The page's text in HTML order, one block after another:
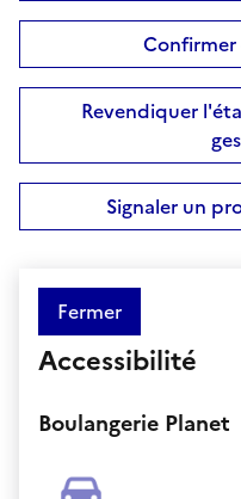
Revendiquer
Signaler un
Fermer
Accessibilité
Boulangerie Planet